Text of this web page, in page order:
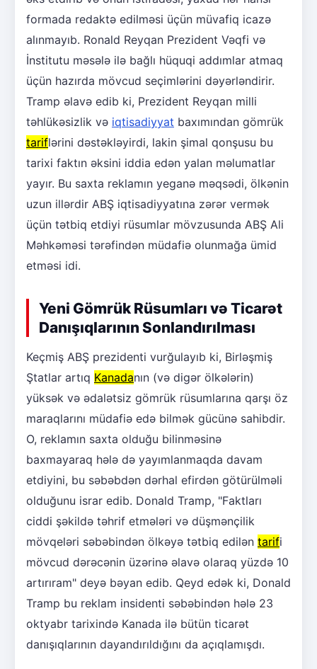
formada redaktə edilməsi üçün müvafiq icazə
alınmayıb. Ronald Reyqan Prezident Vəqfi və
İnstitutu məsələ ilə bağlı hüquqi addımlar atmaq
üçün hazırda mövcud seçimlərini dəyərləndirir.
Tramp əlavə edib ki, Prezident Reyqan milli
təhlükəsizlik və iqtisadiyyat baxımından gömrük
tariflərini dəstəkləyirdi, lakin şimal qonşusu bu
tarixi faktın əksini iddia edən yalan məlumatlar
yayır. Bu saxta reklamın yeganə məqsədi, ölkənin
uzun illərdir ABŞ iqtisadiyyatına zərər vermək
üçün tətbiq etdiyi rüsumlar mövzusunda ABŞ Ali
Məhkəməsi tərəfindən müdafiə olunmağa ümid
etməsi idi.
Yeni Gömrük Rüsumları və Ticarət
Danışıqlarının Sonlandırılması
Keçmiş ABŞ prezidenti vurğulayıb ki, Birləşmiş
Ştatlar artıq Kanadanın (və digər ölkələrin)
yüksək və ədalətsiz gömrük rüsumlarına qarşı öz
maraqlarını müdafiə edə bilmək gücünə sahibdir.
O, reklamın saxta olduğu bilinməsinə
baxmayaraq hələ də yayımlanmaqda davam
etdiyini, bu səbəbdən dərhal efirdən götürülməli
olduğunu israr edib. Donald Tramp, "Faktları
ciddi şəkildə təhrif etmələri və düşmənçilik
mövqeləri səbəbindən ölkəyə tətbiq edilən tarifi
mövcud dərəcənin üzərinə əlavə olaraq yüzdə 10
artırıram" deyə bəyan edib. Qeyd edək ki, Donald
Tramp bu reklam insidenti səbəbindən hələ 23
oktyabr tarixində Kanada ilə bütün ticarət
danışıqlarının dayandırıldığını da açıqlamışdı.